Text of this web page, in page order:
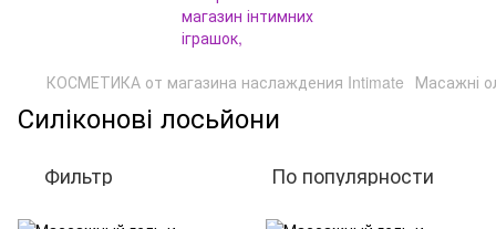
КОСМЕТИКА от магазина наслаждения Intimate Масажні
Силіконові лосьйони
Фильтр По популярности